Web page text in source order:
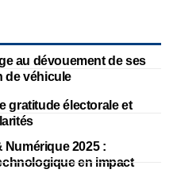
au dévouement de ses
de véhicule
gratitude électorale et
Numérique 2025 :
en impact